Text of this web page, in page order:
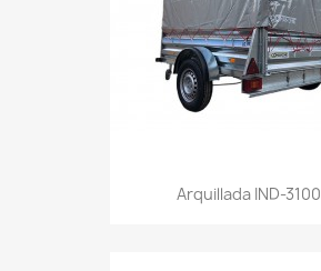
Arquillada IND-3100